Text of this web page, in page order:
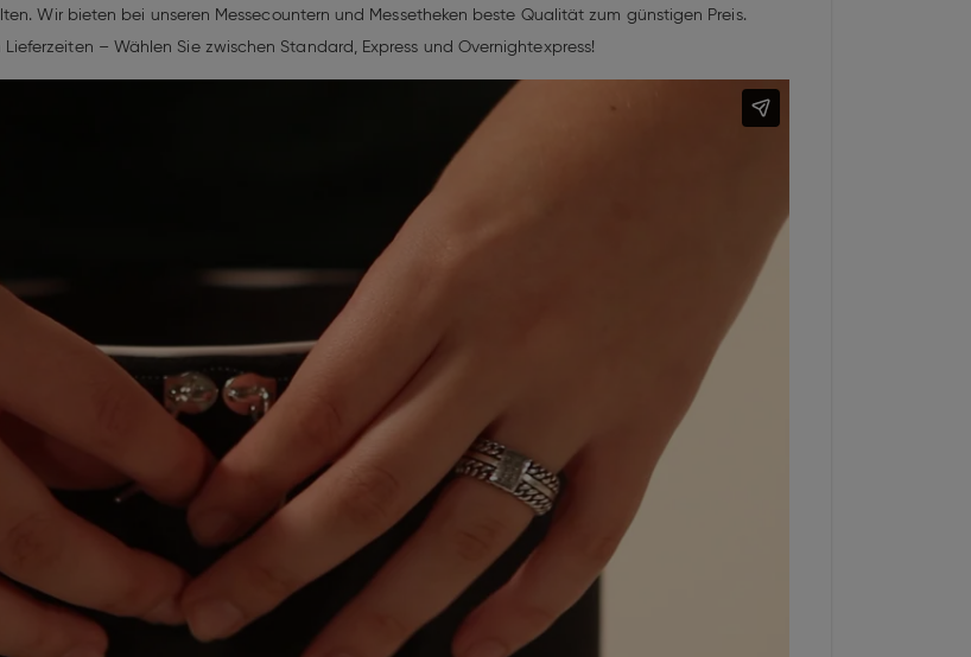
Wir bieten bei unseren Messecountern und Messetheken beste Qualität zum günstigen Preis.
– Wählen Sie zwischen Standard, Express und Overnightexpress!